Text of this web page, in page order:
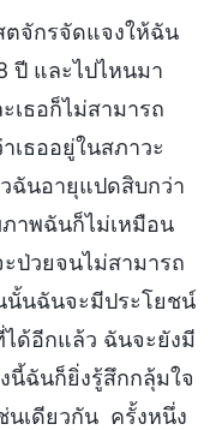
จักรจัดแจงให้ฉัน
ปี และไปไหนมา
เธอก็ไม่สามารถ
ธออยู่ในสภาวะ
ฉันอายุแปดสิบกว่า
าพฉันก็ไม่เหมือน
ป่วยจนไม่สามารถ
นั้นฉันจะมีประโยชน์
ด้อีกแล้ว ฉันจะยังมี
นี้ฉันก็ยิ่งรู้สึกกลุ้มใจ
เดียวกัน ครั้งหนึ่ง